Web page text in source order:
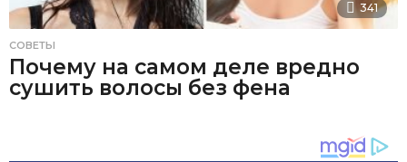
341
СОВЕТЫ
Почему на самом деле вредно
сушить волосы без фена